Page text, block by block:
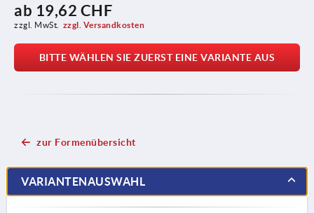
ab 19,62 CHF
zzgl. MwSt. zzgl. Versandkosten
BITTE WÄHLEN SIE ZUERST EINE VARIANTE AUS
zur Formenübersicht
VARIANTENAUSWAHL